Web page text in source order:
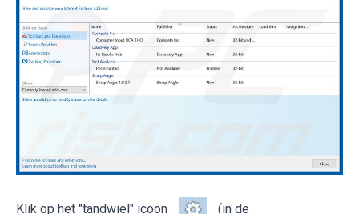
Klik op het "tandwiel" icoon (in de